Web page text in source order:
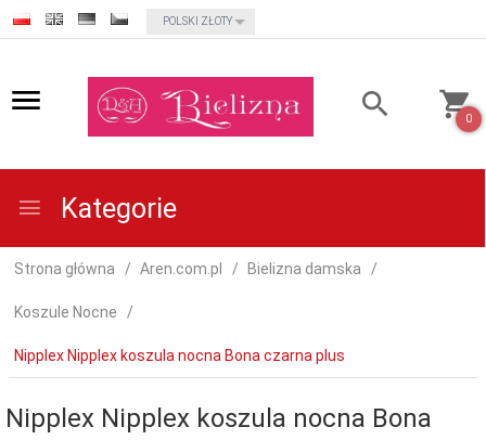
currency_h
POLSKI ZŁOTY
0
Kategorie
Strona główna Aren.com.pl Bielizna damska
Koszule Nocne
Nipplex Nipplex koszula nocna Bona czarna plus
Nipplex Nipplex koszula nocna Bona